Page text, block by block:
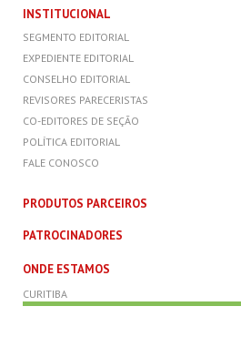
INSTITUCIONAL
SEGMENTO EDITORIAL
EXPEDIENTE EDITORIAL
CONSELHO EDITORIAL
REVISORES PARECERISTAS
CO-EDITORES DE SEÇÃO
POLÍTICA EDITORIAL
FALE CONOSCO
PRODUTOS PARCEIROS
PATROCINADORES
ONDE ESTAMOS
CURITIBA